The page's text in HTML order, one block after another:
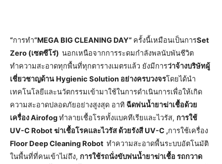
“การทำ“MEGA BIG CLEANING DAY” ครั้งนี้เหมือนเป็นการSet
Zero (เซตซีโร่) นอกเหนือจากการระดมกำลังพลนับพันชีวิต
ทำความสะอาดทุกพื้นที่ทุกตารางเมตรแล้ว ยังมีการว่าจ้างบริษัทผู้
เชี่ยวชาญด้าน Hygienic Solution อย่างครบวงจรโดยได้นำ
เทคโนโลยีและนวัตกรรมเข้ามาใช้ในการดำเนินการเพื่อให้เกิด
ความสะอาดปลอดภัยอย่างสูงสุด อาทิ ฉีดพ่นน้ำยาฆ่าเชื้อด้วย
เครื่อง Airofogทำลายเชื้อโรคทั้งแบคทีเรียและไวรัส, การใช้
UV-C Robot ฆ่าเชื้อโรคและไวรัส ด้วยรังสี UV-C ,การใช้เครื่อง
Floor Deep Cleaning Robot ทำความสะอาดพื้นระบบอัตโนมัติ
ในพื้นที่ที่คนเข้าไม่ถึง, การใช้รถนั่งขับพ่นน้ำยาฆ่าเชื้อ รถกวาด